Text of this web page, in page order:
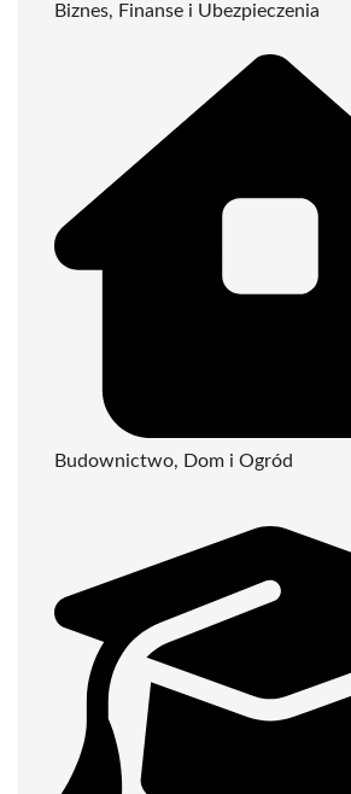
Biznes, Finanse i Ubezpieczenia
Budownictwo, Dom i Ogród